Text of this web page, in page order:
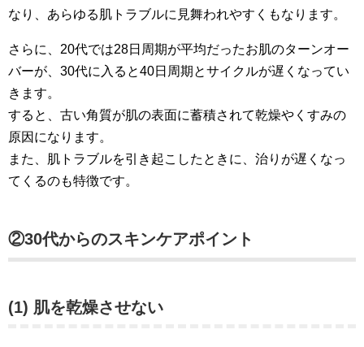
なり、あらゆる肌トラブルに見舞われやすくもなります。
さらに、20代では28日周期が平均だったお肌のターンオー
バーが、30代に入ると40日周期とサイクルが遅くなってい
きます。
すると、古い角質が肌の表面に蓄積されて乾燥やくすみの
原因になります。
また、肌トラブルを引き起こしたときに、治りが遅くなっ
てくるのも特徴です。
②30代からのスキンケアポイント
(1) 肌を乾燥させない